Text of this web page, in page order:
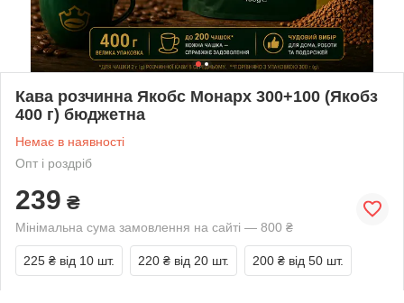
Кава розчинна Якобс Монарх 300+100 (Якобз
400 г) бюджетна
Немає в наявності
Опт і роздріб
239 ₴
Мінімальна сума замовлення на сайті — 800 ₴
225 ₴ від 10 шт. 220 ₴ від 20 шт. 200 ₴ від 50 шт.